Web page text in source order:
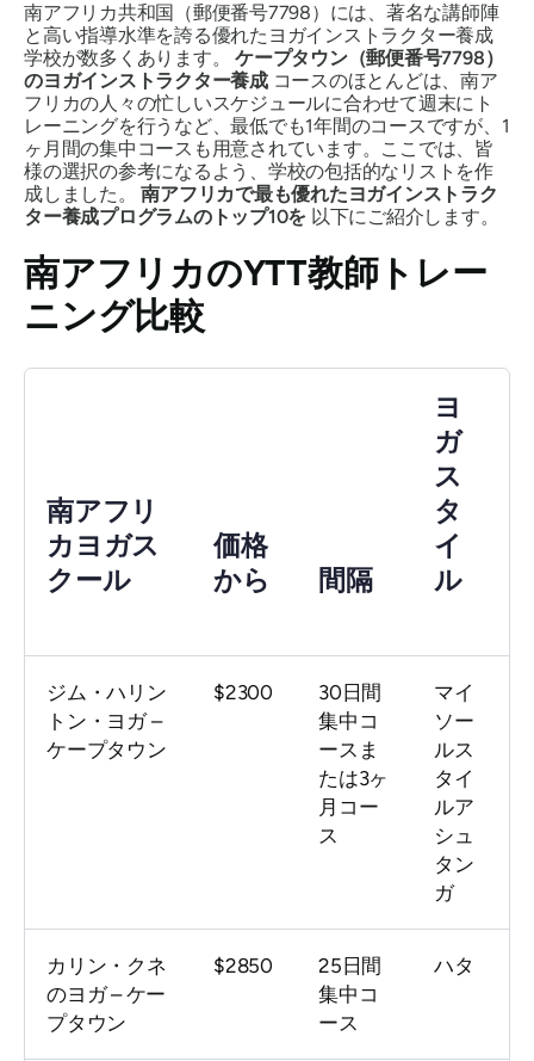
南アフリカ共和国（郵便番号7798）には、著名な講師陣
と高い指導水準を誇る優れたヨガインストラクター養成
学校が数多くあります。ケープタウン（郵便番号7798）
のヨガインストラクター養成コースのほとんどは、南ア
フリカの人々の忙しいスケジュールに合わせて週末にト
レーニングを行うなど、最低でも1年間のコースですが、1
ヶ月間の集中コースも用意されています。ここでは、皆
様の選択の参考になるよう、学校の包括的なリストを作
成しました。南アフリカで最も優れたヨガインストラク
ター養成プログラムのトップ10を 以下にご紹介します。
南アフリカのYTT教師トレー
ニング比較
南アフリ
カヨガス
クール
価格
から
間隔
ヨ
ガ
ス
タ
イ
ル
ジム・ハリン
トン・ヨガ –
ケープタウン
$2300
30日間
集中コ
ースま
たは3ヶ
月コー
ス
マイ
ソー
ルス
タイ
ルア
シュ
タン
ガ
カリン・クネ
のヨガ – ケー
プタウン
$2850
25日間
集中コ
ース
ハタ